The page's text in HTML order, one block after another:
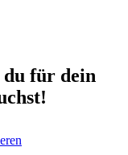
du für dein